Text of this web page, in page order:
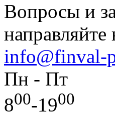
Вопросы и
info@finval-
Пн - Пт
800-1900